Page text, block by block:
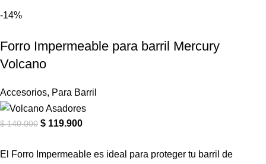
-14%
Forro Impermeable para barril Mercury
Volcano
Accesorios, Para Barril
$140.000 $ 119.900
El Forro Impermeable es ideal para proteger tu barril de